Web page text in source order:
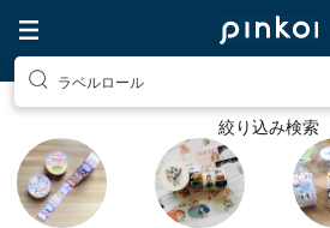
ラベルロール
絞り込み検索